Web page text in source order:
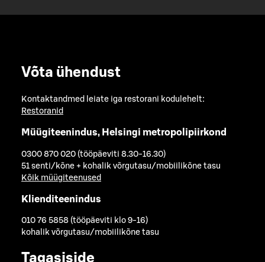
Võta ühendust
Kontaktandmed leiate iga restorani kodulehelt:
Restoranid
Müügiteenindus, Helsingi metropolipiirkond
0300 870 020 (tööpäeviti 8.30-16.30)
51 senti/kõne + kohalik võrgutasu/mobiilikõne tasu
Kõik müügiteenused
Klienditeenindus
010 76 5858 (tööpäeviti klo 9-16)
kohalik võrgutasu/mobiilikõne tasu
Tagasiside